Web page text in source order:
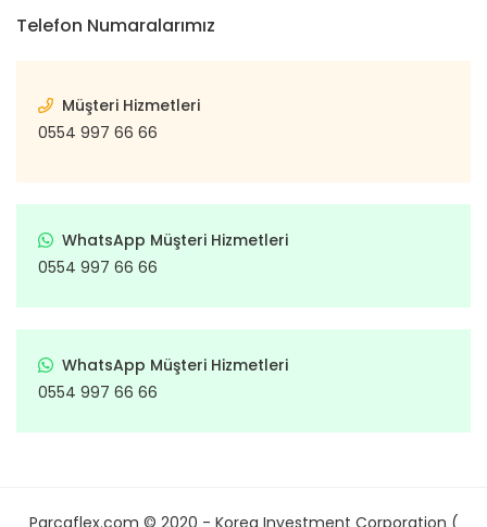
Telefon Numaralarımız
Müşteri Hizmetleri
0554 997 66 66
WhatsApp Müşteri Hizmetleri
0554 997 66 66
WhatsApp Müşteri Hizmetleri
0554 997 66 66
Parcaflex.com © 2020 - Korea Investment Corporation (